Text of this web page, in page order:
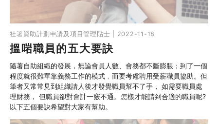
社署資助計劃申請及項目管理貼士 | 2022-11-18
搵啱職員的五大要訣
隨著自助組織的發展，無論會員人數、會務都不斷膨脹；到了一個
程度就很難單靠義務工作的模式﹐而要考慮聘用受薪職員協助。但
筆者又常常見到組織請人後才發覺職員幫不了手， 如需要職員處
理財務， 但職員卻對會計一竅不通。怎樣才能請到合適的職員呢?
以下五個要訣希望對大家有幫助。